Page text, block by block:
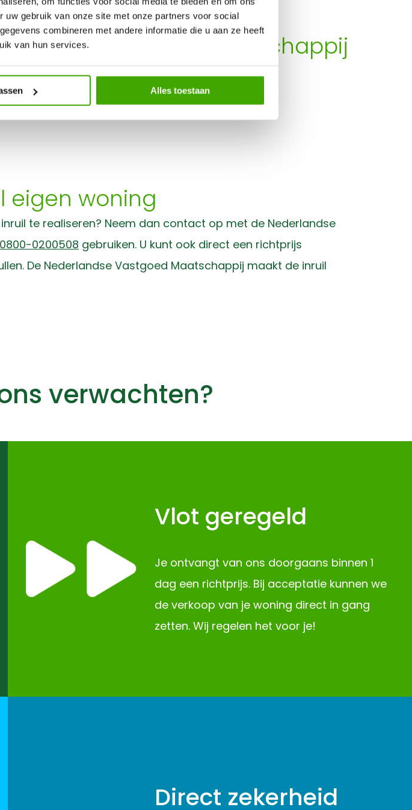
gebruik van onze site met onze partners voor social
combineren met andere informatie die u aan ze heeft
van hun services.
Alles toestaan
Vastgoed Maatschappij
eigen woning
te realiseren? Neem dan contact op met de Nederlandse
0800-0200508 gebruiken. U kunt ook direct een richtprijs
De Nederlandse Vastgoed Maatschappij maakt de inruil
verwachten?
Vlot geregeld
Je ontvangt van ons doorgaans binnen 1
dag een richtprijs. Bij acceptatie kunnen we
de verkoop van je woning direct in gang
zetten. Wij regelen het voor je!
Direct zekerheid